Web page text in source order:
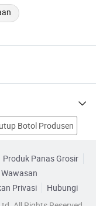
Botol Produsen
Produk Panas Grosir
Wawasan
Privasi
Hubungi